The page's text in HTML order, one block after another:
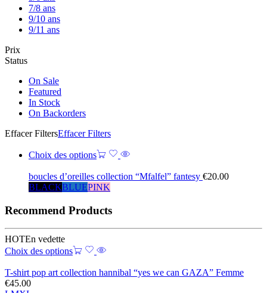
7/8 ans
9/10 ans
9/11 ans
Prix
Status
On Sale
Featured
In Stock
On Backorders
Effacer FiltersEffacer Filters
Choix des options
boucles d’oreilles collection “Mfalfel” fantesy €20.00
BLACKBLUEPINK
Recommend Products
HOTEn vedette
Choix des options
T-shirt pop art collection hannibal “yes we can GAZA” Femme
€45.00